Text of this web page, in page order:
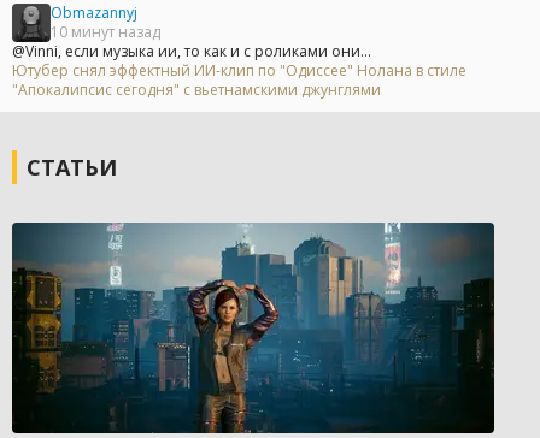
Obmazannyj
10 минут назад
@Vinni, если музыка ии, то как и с роликами они...
Ютубер снял эффектный ИИ-клип по "Одиссее" Нолана в стиле
"Апокалипсис сегодня" с вьетнамскими джунглями
СТАТЬИ